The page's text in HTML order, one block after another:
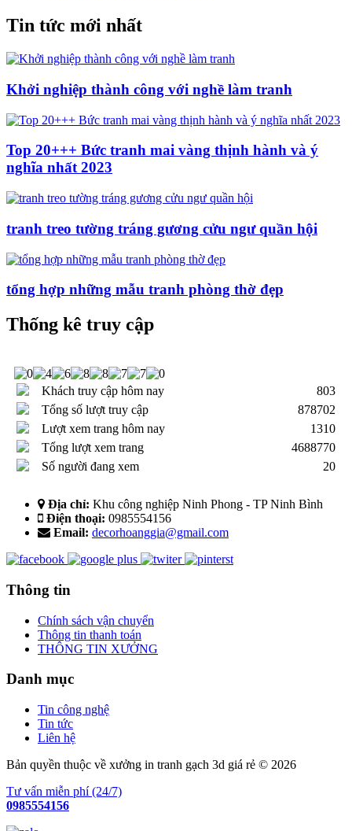
Tin tức mới nhất
Khởi nghiệp thành công với nghề làm tranh
Top 20+++ Bức tranh mai vàng thịnh hành và ý
nghĩa nhất 2023
tranh treo tường tráng gương cửu ngư quần hội
tổng hợp những mẫu tranh phòng thờ đẹp
Thống kê truy cập
Khách truy cập hôm nay
803
Tổng số lượt truy cập
878702
Lượt xem trang hôm nay
1310
Tổng lượt xem trang
4688770
Số người đang xem
20
Địa chỉ: Khu công nghiệp Ninh Phong - TP Ninh Bình
Điện thoại: 0985554156
Email: decorhoanggia@gmail.com
Thông tin
Chính sách vận chuyển
Thông tin thanh toán
THÔNG TIN XƯỞNG
Danh mục
Tin công nghệ
Tin tức
Liên hệ
Bản quyền thuộc về xưởng in tranh gạch 3d giá rẻ © 2026
Tư vấn miễn phí (24/7)
0985554156